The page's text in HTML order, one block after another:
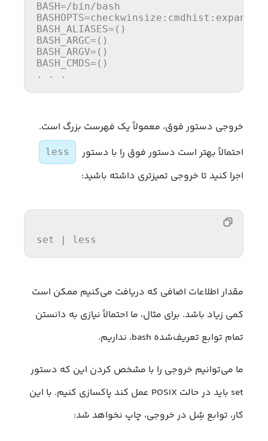
BASH=/bin/bash
BASH_ALIASES=()
BASH_ARGC=()
BASH_ARGV=()
BASH_CMDS=()
. . .
خروجی دستور فوق، معمولاً یک فهرست بزرگ است.
احتمالاً بهتر است دستور فوق را با دستور
less
اجرا کنید تا خروجی تمیزتری داشته باشید:
set less
مقدار اطلاعات اضافی که دریافت می‌کنیم ممکن است
کمی زیاد باشد. برای مثال، ما احتمالاً نیازی به دانستن
تمام توابع تعریف‌شده bash، نداریم.
ما می‌توانیم خروجی را با مشخص کردن این که دستور
set باید در حالت POSIX عمل کند پاکسازی کنیم. با این
کار، توابع شِل در خروجی، چاپ نخواهد شد: